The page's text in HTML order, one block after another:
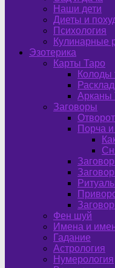
Наши дети
Диеты и
Психология
Кулинарные
Эзотерика
Карты Таро
Колоды
Арканы
Заговоры
Порча и
Фен шуй
Имена и
Гадание
Астрология
Нумерология